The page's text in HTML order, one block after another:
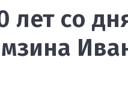
лет со